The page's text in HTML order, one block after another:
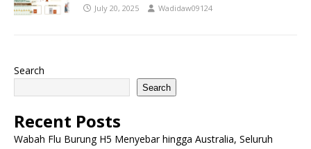
July 20, 2025 Wadidaw09124
Search
Search
Recent Posts
Wabah Flu Burung H5 Menyebar hingga Australia, Seluruh